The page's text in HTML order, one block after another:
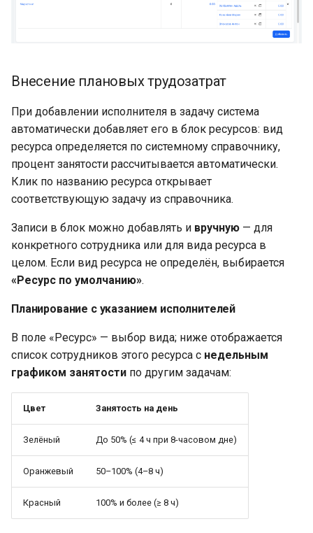
Внесение плановых трудозатрат
При добавлении исполнителя в задачу система
автоматически добавляет его в блок ресурсов: вид
ресурса определяется по системному справочнику,
процент занятости рассчитывается автоматически.
Клик по названию ресурса открывает
соответствующую задачу из справочника.
Записи в блок можно добавлять и вручную — для
конкретного сотрудника или для вида ресурса в
целом. Если вид ресурса не определён, выбирается
«Ресурс по умолчанию».
Планирование с указанием исполнителей
В поле «Ресурс» — выбор вида; ниже отображается
список сотрудников этого ресурса с недельным
графиком занятости по другим задачам:
Цвет Занятость на день
Зелёный До 50% (≤ 4 ч при 8-часовом дне)
Оранжевый 50–100% (4–8 ч)
Красный 100% и более (≥ 8 ч)